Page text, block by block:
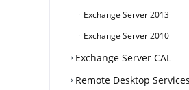
Exchange Server 2013
Exchange Server 2010
Exchange Server CAL
Remote Desktop Services